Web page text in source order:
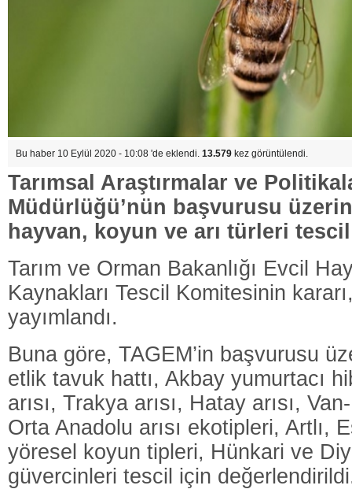
Bu haber 10 Eylül 2020 - 10:08 'de eklendi. 13.579 kez görüntülendi.
Tarımsal Araştırmalar ve
Müdürlüğü’nün başvurusu
hayvan, koyun ve arı türleri
Tarım ve Orman Bakanlığı Evcil
Kaynakları Tescil Komitesinin
yayımlandı.
Buna göre, TAGEM’in başvurusu
etlik tavuk hattı, Akbay yumurtacı
arısı, Trakya arısı, Hatay arısı,
Orta Anadolu arısı ekotipleri, Artlı,
yöresel koyun tipleri, Hünkari ve
güvercinleri tescil için